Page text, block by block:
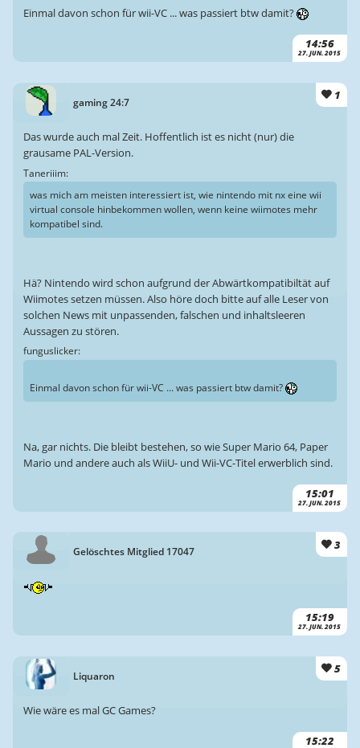
14:56
27. JUN. 2015
Einmal davon schon für wii-VC ... was passiert btw damit?
gaming 24:7
1
15:01
27. JUN. 2015
Das wurde auch mal Zeit. Hoffentlich ist es nicht (nur) die
grausame PAL-Version.
Taneriiim:
was mich am meisten interessiert ist, wie nintendo mit nx eine wii
virtual console hinbekommen wollen, wenn keine wiimotes mehr
kompatibel sind.
Hä? Nintendo wird schon aufgrund der Abwärtkompatibiltät auf
Wiimotes setzen müssen. Also höre doch bitte auf alle Leser von
solchen News mit unpassenden, falschen und inhaltsleeren
Aussagen zu stören.
funguslicker:
Einmal davon schon für wii-VC ... was passiert btw damit?
Na, gar nichts. Die bleibt bestehen, so wie Super Mario 64, Paper
Mario und andere auch als WiiU- und Wii-VC-Titel erwerblich sind.
Gelöschtes Mitglied 17047 3
15:19
27. JUN. 2015
Liquaron
5
15:22
Wie wäre es mal GC Games?